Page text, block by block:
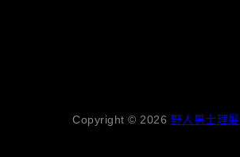
Copyright © 2026 野人男士理髮